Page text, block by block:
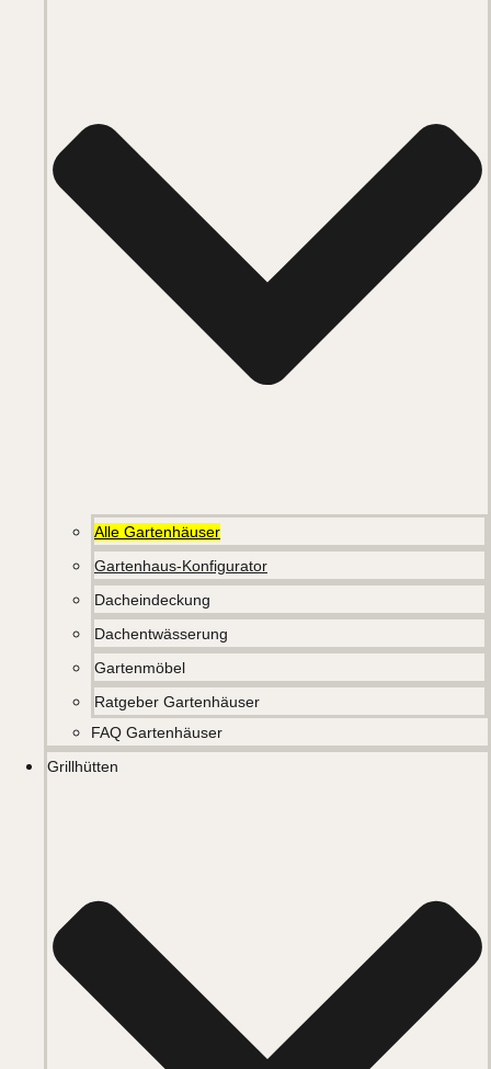
Alle Gartenhäuser
Gartenhaus-Konfigurator
Dacheindeckung
Dachentwässerung
Gartenmöbel
Ratgeber Gartenhäuser
FAQ Gartenhäuser
Grillhütten